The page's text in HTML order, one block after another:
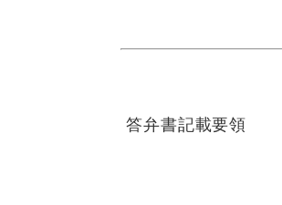
答弁書記載要領